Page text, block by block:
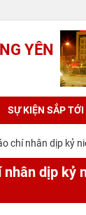
YÊN
SỰ KIỆN SẮP TỚI
chí nhân dịp kỷ
dịp kỷ